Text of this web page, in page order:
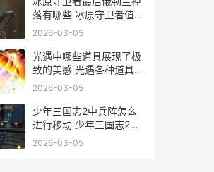
落有哪些 冰原守卫者值得
玩吗
2026-03-05
光遇中哪些道具展现了极
致的美感 光遇各种道具作
用
2026-03-05
少年三国志2中兵阵怎么
进行移动 少年三国志2中
红颜怎么上阵
2026-03-05